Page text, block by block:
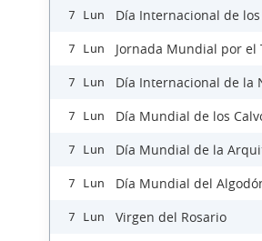
7 Lun Día Internacional de
7 Lun Jornada Mundial por el
7 Lun Día Internacional de la
7 Lun Día Mundial de los
7 Lun Día Mundial de la
7 Lun Día Mundial del
7 Lun Virgen del Rosario